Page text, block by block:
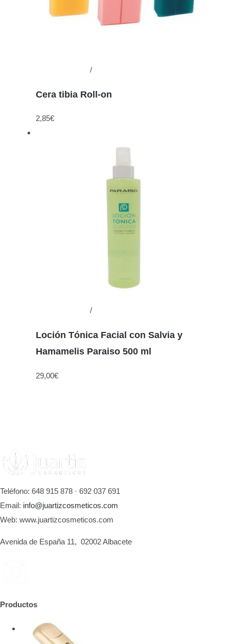
/
Cera tibia Roll-on
2,85€
/
Loción Tónica Facial con Salvia y
Hamamelis Paraiso 500 ml
29,00€
Teléfono: 648 915 878 · 692 037 691
Email: info@juartizcosmeticos.com
Web: www.juartizcosmeticos.com
Avenida de España 11, 02002 Albacete
Productos